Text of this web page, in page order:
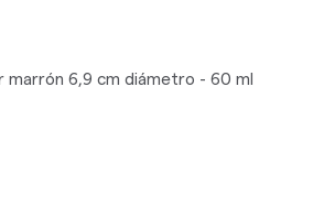
marrón 6,9 cm diámetro - 60 ml